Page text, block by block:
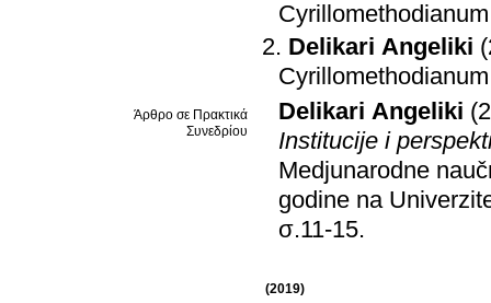
Cyrillomethodianum
Delikari Angeliki
Cyrillomethodianum
Άρθρο σε Πρακτικά
Συνεδρίου
Delikari Angeliki
Institucije i
Medjunarodne
godine na
σ.11-15.
(2019)